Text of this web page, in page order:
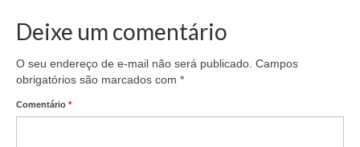
Deixe um comentário
O seu endereço de e-mail não será publicado. Campos
obrigatórios são marcados com *
Comentário *